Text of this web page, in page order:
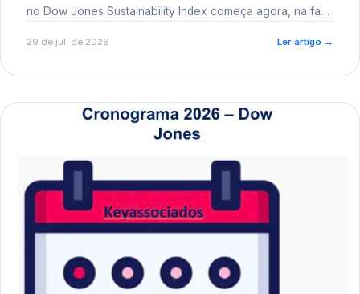
no Dow Jones Sustainability Index começa agora, na fase
29 de jul. de 2026 Ler artigo →